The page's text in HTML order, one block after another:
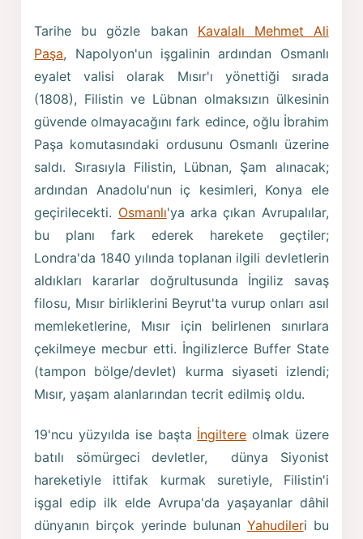
Tarihe bu gözle bakan Kavalalı Mehmet Ali
Paşa, Napolyon'un işgalinin ardından Osmanlı
eyalet valisi olarak Mısır'ı yönettiği sırada
(1808), Filistin ve Lübnan olmaksızın ülkesinin
güvende olmayacağını fark edince, oğlu İbrahim
Paşa komutasındaki ordusunu Osmanlı üzerine
saldı. Sırasıyla Filistin, Lübnan, Şam alınacak;
ardından Anadolu'nun iç kesimleri, Konya ele
geçirilecekti. Osmanlı'ya arka çıkan Avrupalılar,
bu planı fark ederek harekete geçtiler;
Londra'da 1840 yılında toplanan ilgili devletlerin
aldıkları kararlar doğrultusunda İngiliz savaş
filosu, Mısır birliklerini Beyrut'ta vurup onları asıl
memleketlerine, Mısır için belirlenen sınırlara
çekilmeye mecbur etti. İngilizlerce Buffer State
(tampon bölge/devlet) kurma siyaseti izlendi;
Mısır, yaşam alanlarından tecrit edilmiş oldu.
19'ncu yüzyılda ise başta İngiltere olmak üzere
batılı sömürgeci devletler, dünya Siyonist
hareketiyle ittifak kurmak suretiyle, Filistin'i
işgal edip ilk elde Avrupa'da yaşayanlar dâhil
dünyanın birçok yerinde bulunan Yahudileri bu